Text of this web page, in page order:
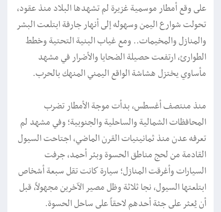
على وقع أمطار موسمية غزيرة لم تشهدها البلاد منذ عقود،
تحولت شوارع اليمن وسهوله إلى أنهار جارفة ابتلعت البشر
والمنازل والمخيمات.. ومع غياب البنية التحتية وخطط
الطوارئ، ارتفعت حصيلة الضحايا والأضرار في مشهد
مأساوي يختزل هشاشة الواقع اليمني المنهك بالحرب.
منذ منتصف أغسطس، بدأت موجة الأمطار تضرب
المحافظات الشمالية والساحلية والجنوبية؛ وفي مشهد لم
تعرفه عدن منذ ثمانينيات القرن الماضي، اجتاحت السيول
القادمة من لحج مناطق الحسوة وبئر أحمد، جرفت
السيارات وأغرقت المنازل؛ سيارة كانت تقل سبعة أشخاص
ابتلعتها السيول، نجا ثلاثة وظل مصير الآخرين مجهولاً، قبل
أن يُعثر على جثة أحدهم لاحقاً على ساحل الحسوة.